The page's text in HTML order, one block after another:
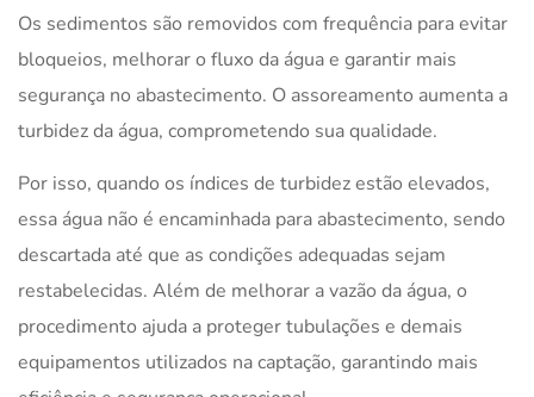
Os sedimentos são removidos com frequência para evitar
bloqueios, melhorar o fluxo da água e garantir mais
segurança no abastecimento. O assoreamento aumenta a
turbidez da água, comprometendo sua qualidade.
Por isso, quando os índices de turbidez estão elevados,
essa água não é encaminhada para abastecimento, sendo
descartada até que as condições adequadas sejam
restabelecidas. Além de melhorar a vazão da água, o
procedimento ajuda a proteger tubulações e demais
equipamentos utilizados na captação, garantindo mais